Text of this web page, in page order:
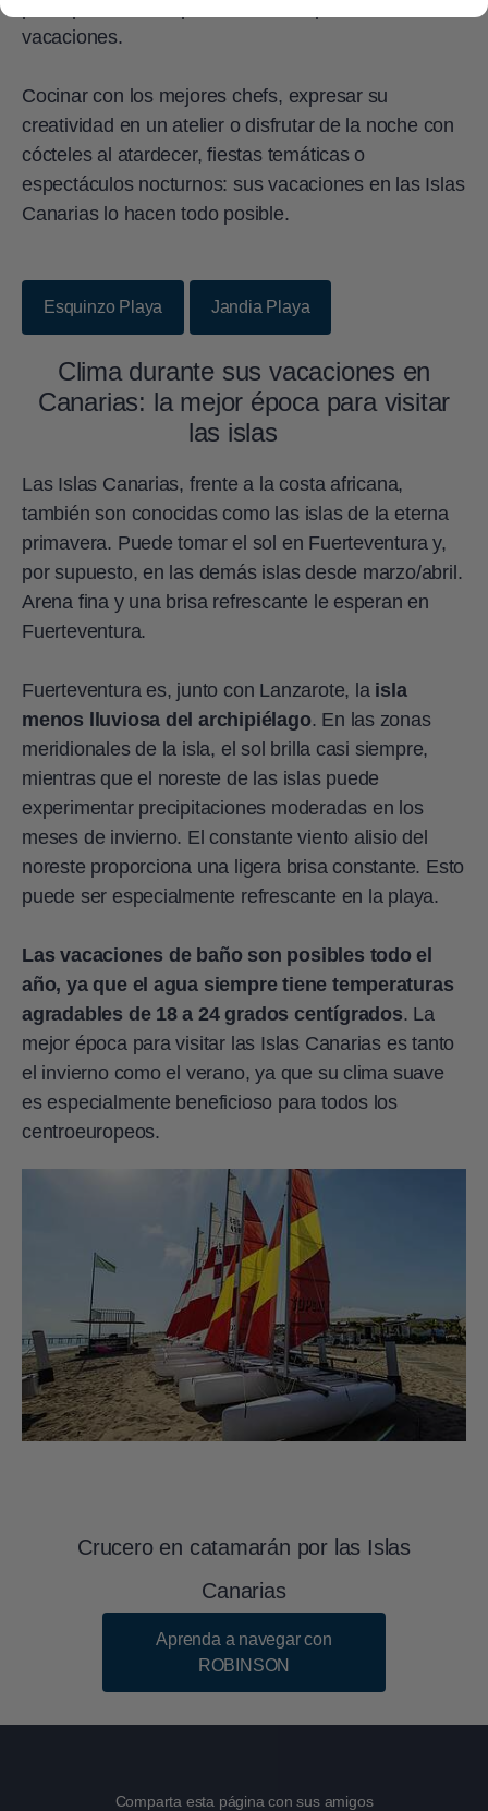
para que todos saquen el máximo partido de sus
vacaciones.
Cocinar con los mejores chefs, expresar su
creatividad en un atelier o disfrutar de la noche con
cócteles al atardecer, fiestas temáticas o
espectáculos nocturnos: sus vacaciones en las Islas
Canarias lo hacen todo posible.
Esquinzo Playa Jandia Playa
Clima durante sus vacaciones en
Canarias: la mejor época para visitar
las islas
Las Islas Canarias, frente a la costa africana,
también son conocidas como las islas de la eterna
primavera. Puede tomar el sol en Fuerteventura y,
por supuesto, en las demás islas desde marzo/abril.
Arena fina y una brisa refrescante le esperan en
Fuerteventura.
Fuerteventura es, junto con Lanzarote, la isla
menos lluviosa del archipiélago. En las zonas
meridionales de la isla, el sol brilla casi siempre,
mientras que el noreste de las islas puede
experimentar precipitaciones moderadas en los
meses de invierno. El constante viento alisio del
noreste proporciona una ligera brisa constante. Esto
puede ser especialmente refrescante en la playa.
Las vacaciones de baño son posibles todo el
año, ya que el agua siempre tiene temperaturas
agradables de 18 a 24 grados centígrados. La
mejor época para visitar las Islas Canarias es tanto
el invierno como el verano, ya que su clima suave
es especialmente beneficioso para todos los
centroeuropeos.
Crucero en catamarán por las Islas
Canarias
Aprenda a navegar con
ROBINSON
Comparta esta página con sus amigos